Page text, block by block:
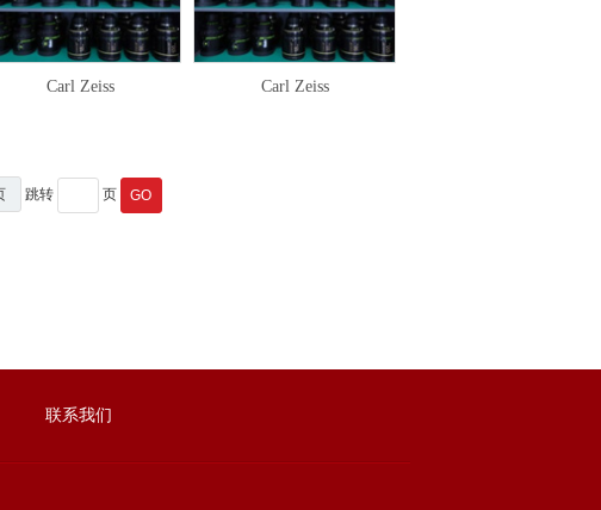
Carl Zeiss Carl Zeiss
跳转 页
联系我们